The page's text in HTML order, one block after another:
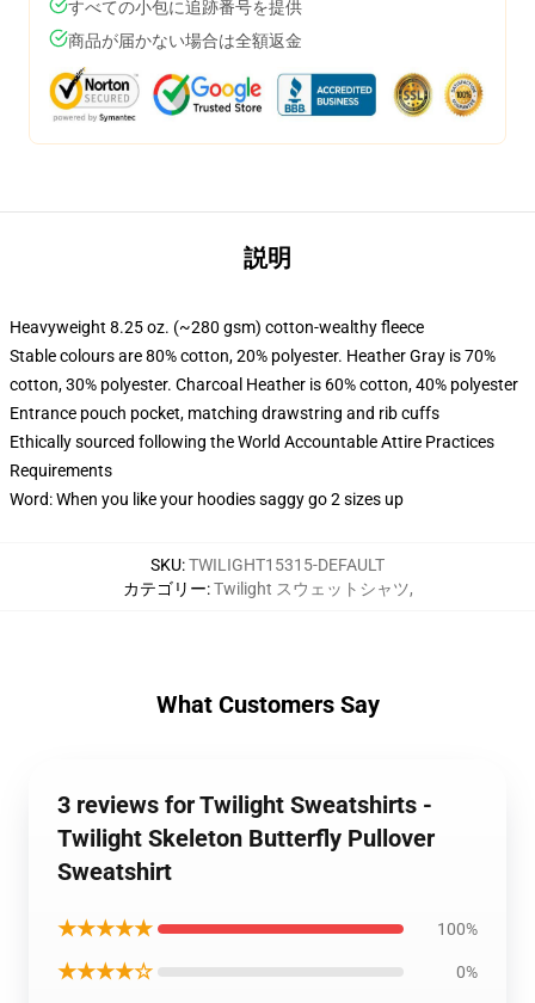
すべての小包に追跡番号を提供
商品が届かない場合は全額返金
説明
Heavyweight 8.25 oz. (~280 gsm) cotton-wealthy fleece
Stable colours are 80% cotton, 20% polyester. Heather Gray is 70%
cotton, 30% polyester. Charcoal Heather is 60% cotton, 40% polyester
Entrance pouch pocket, matching drawstring and rib cuffs
Ethically sourced following the World Accountable Attire Practices
Requirements
Word: When you like your hoodies saggy go 2 sizes up
SKU:TWILIGHT15315-DEFAULT
カテゴリー:Twilight スウェットシャツ,
What Customers Say
3 reviews for Twilight Sweatshirts -
Twilight Skeleton Butterfly Pullover
Sweatshirt
★★★★★ 100%
★★★★☆ 0%